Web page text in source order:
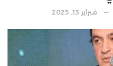
فبراير 13, 2025